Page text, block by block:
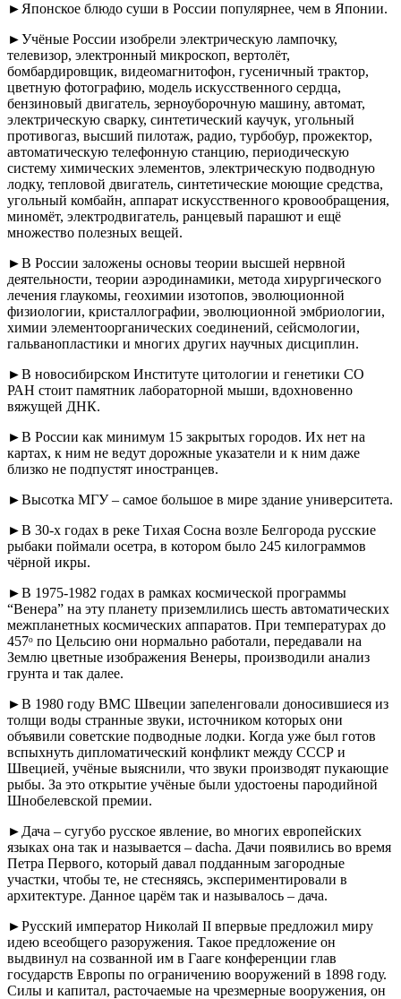
►Японское блюдо суши в России популярнее, чем в Японии.
►Учёные России изобрели электрическую лампочку,
телевизор, электронный микроскоп, вертолёт,
бомбардировщик, видеомагнитофон, гусеничный трактор,
цветную фотографию, модель искусственного сердца,
бензиновый двигатель, зерноуборочную машину, автомат,
электрическую сварку, синтетический каучук, угольный
противогаз, высший пилотаж, радио, турбобур, прожектор,
автоматическую телефонную станцию, периодическую
систему химических элементов, электрическую подводную
лодку, тепловой двигатель, синтетические моющие средства,
угольный комбайн, аппарат искусственного кровообращения,
миномёт, электродвигатель, ранцевый парашют и ещё
множество полезных вещей.
►В России заложены основы теории высшей нервной
деятельности, теории аэродинамики, метода хирургического
лечения глаукомы, геохимии изотопов, эволюционной
физиологии, кристаллографии, эволюционной эмбриологии,
химии элементоорганических соединений, сейсмологии,
гальванопластики и многих других научных дисциплин.
►В новосибирском Институте цитологии и генетики СО
РАН стоит памятник лабораторной мыши, вдохновенно
вяжущей ДНК.
►В России как минимум 15 закрытых городов. Их нет на
картах, к ним не ведут дорожные указатели и к ним даже
близко не подпустят иностранцев.
►Высотка МГУ – самое большое в мире здание университета.
►В 30-х годах в реке Тихая Сосна возле Белгорода русские
рыбаки поймали осетра, в котором было 245 килограммов
чёрной икры.
►В 1975-1982 годах в рамках космической программы
“Венера” на эту планету приземлились шесть автоматических
межпланетных космических аппаратов. При температурах до
457ᵒ по Цельсию они нормально работали, передавали на
Землю цветные изображения Венеры, производили анализ
грунта и так далее.
►В 1980 году ВМС Швеции запеленговали доносившиеся из
толщи воды странные звуки, источником которых они
объявили советские подводные лодки. Когда уже был готов
вспыхнуть дипломатический конфликт между СССР и
Швецией, учёные выяснили, что звуки производят пукающие
рыбы. За это открытие учёные были удостоены пародийной
Шнобелевской премии.
►Дача – сугубо русское явление, во многих европейских
языках она так и называется – dacha. Дачи появились во время
Петра Первого, который давал подданным загородные
участки, чтобы те, не стесняясь, экспериментировали в
архитектуре. Данное царём так и называлось – дача.
►Русский император Николай II впервые предложил миру
идею всеобщего разоружения. Такое предложение он
выдвинул на созванной им в Гааге конференции глав
государств Европы по ограничению вооружений в 1898 году.
Силы и капитал, расточаемые на чрезмерные вооружения, он